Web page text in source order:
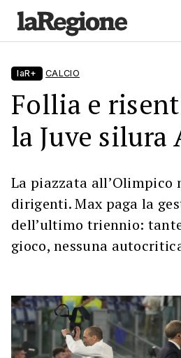
laR+ CALCIO
Follia e
la Juve silura
La piazzata all’Olimpico
dirigenti. Max paga la
dell’ultimo triennio:
gioco, nessuna